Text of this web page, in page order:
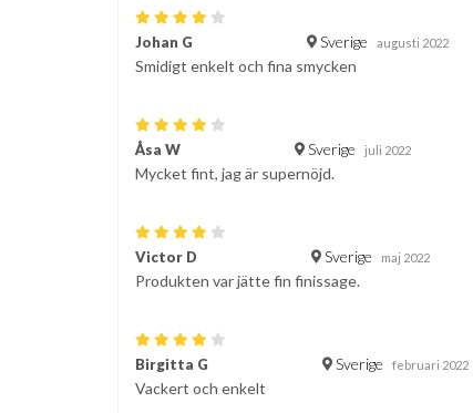
Johan G Sverige augusti 2022
Smidigt enkelt och fina smycken
Åsa W Sverige juli 2022
Mycket fint, jag är supernöjd.
Victor D Sverige maj 2022
Produkten var jätte fin finissage.
Birgitta G Sverige februari 2022
Vackert och enkelt